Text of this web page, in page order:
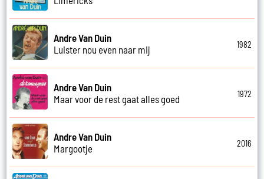
Andre Van Duin
Luister nou even naar mij
1982
Andre Van Duin
Maar voor de rest gaat alles goed
1972
Andre Van Duin
Margootje
2016